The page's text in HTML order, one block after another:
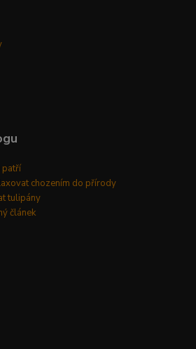
patří
chozením do přírody
tulipány
článek